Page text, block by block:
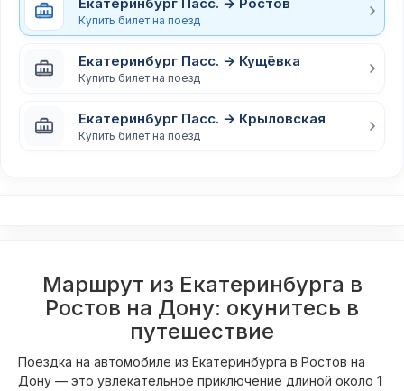
Купить билет на поезд
Екатеринбург Пасс. → Кущёвка
Купить билет на поезд
Екатеринбург Пасс. → Крыловская
Купить билет на поезд
Маршрут из Екатеринбурга в
Ростов на Дону: окунитесь в
путешествие
Поездка на автомобиле из Екатеринбурга в Ростов на
Дону — это увлекательное приключение длиной около 1